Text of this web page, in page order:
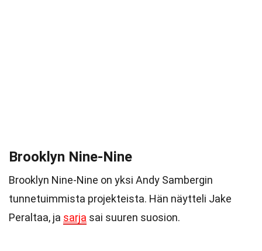
Brooklyn Nine-Nine
Brooklyn Nine-Nine on yksi Andy Sambergin
tunnetuimmista projekteista. Hän näytteli Jake
Peraltaa, ja sarja sai suuren suosion.